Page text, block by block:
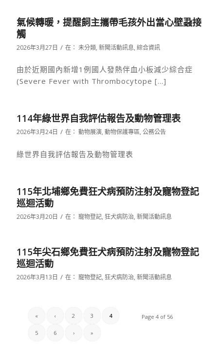
氣候轉暖，提醒飼主攜帶毛孩外出當心壁蝨接
觸
2026年3月27日 / 在： 未分類, 新聞活動訊息, 綜合資訊
由於近期國內新增1例國人發熱伴血小板減少綜合症
(Severe Fever with Thrombocytope […]
114年綠世界自我評估報告及動物管理表
2026年3月24日 / 在： 動物展演, 動物保護專區, 公務公告
綠世界自我評估報告及動物管理表
115年北埔鄉免費狂犬病預防注射及寵物登記
巡迴活動
2026年3月20日 / 在： 寵物登記, 狂犬病防治, 新聞活動訊息
115年尖石鄉免費狂犬病預防注射及寵物登記
巡迴活動
2026年3月13日 / 在： 寵物登記, 狂犬病防治, 新聞活動訊息
Page 4 of 56
« ‹ 2 3 4
5 6 › »